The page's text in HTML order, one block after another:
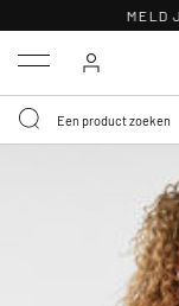
MELD
Menu